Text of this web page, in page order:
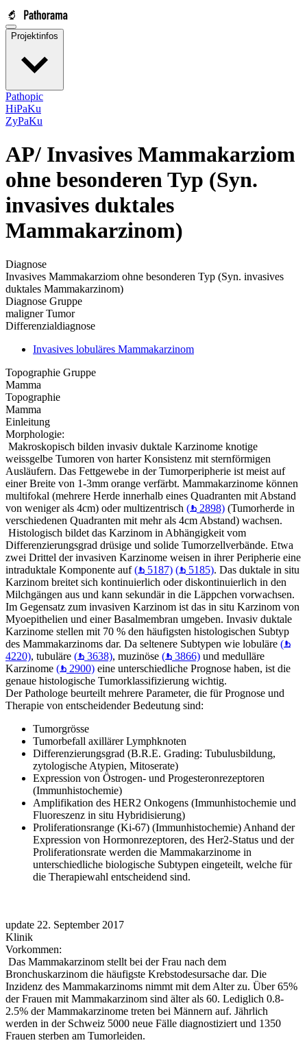
Projektinfos
Pathopic
HiPaKu
ZyPaKu
AP/ Invasives Mammakarziom
ohne besonderen Typ (Syn.
invasives duktales
Mammakarzinom)
Diagnose
Invasives Mammakarziom ohne besonderen Typ (Syn. invasives
duktales Mammakarzinom)
Diagnose Gruppe
maligner Tumor
Differenzialdiagnose
Invasives lobuläres Mammakarzinom
Topographie Gruppe
Mamma
Topographie
Mamma
Einleitung
Morphologie:
Makroskopisch bilden invasiv duktale Karzinome knotige
weissgelbe Tumoren von harter Konsistenz mit sternförmigen
Ausläufern. Das Fettgewebe in der Tumorperipherie ist meist auf
einer Breite von 1-3mm orange verfärbt. Mammakarzinome können
multifokal (mehrere Herde innerhalb eines Quadranten mit Abstand
von weniger als 4cm) oder multizentrisch ( 2898) (Tumorherde in
verschiedenen Quadranten mit mehr als 4cm Abstand) wachsen.
Histologisch bildet das Karzinom in Abhängigkeit vom
Differenzierungsgrad drüsige und solide Tumorzellverbände. Etwa
zwei Drittel der invasiven Karzinome weisen in ihrer Peripherie eine
intraduktale Komponente auf( 5187) ( 5185). Das duktale in situ
Karzinom breitet sich kontinuierlich oder diskontinuierlich in den
Milchgängen aus und kann sekundär in die Läppchen vorwachsen.
Im Gegensatz zum invasiven Karzinom ist das in situ Karzinom von
Myoepithelien und einer Basalmembran umgeben. Invasiv duktale
Karzinome stellen mit 70 % den häufigsten histologischen Subtyp
des Mammakarzinoms dar. Da seltenere Subtypen wie lobuläre (
4220), tubuläre ( 3638), muzinöse ( 3866) und medulläre
Karzinome ( 2900) eine unterschiedliche Prognose haben, ist die
genaue histologische Tumorklassifizierung wichtig.
Der Pathologe beurteilt mehrere Parameter, die für Prognose und
Therapie von entscheidender Bedeutung sind:
Tumorgrösse
Tumorbefall axillärer Lymphknoten
Differenzierungsgrad (B.R.E. Grading: Tubulusbildung,
zytologische Atypien, Mitoserate)
Expression von Östrogen- und Progesteronrezeptoren
(Immunhistochemie)
Amplifikation des HER2 Onkogens (Immunhistochemie und
Fluoreszenz in situ Hybridisierung)
Proliferationsrange (Ki-67) (Immunhistochemie) Anhand der
Expression von Hormonrezeptoren, des Her2-Status und der
Proliferationsrate werden die Mammakarzinome in
unterschiedliche biologische Subtypen eingeteilt, welche für
die Therapiewahl entscheidend sind.
update 22. September 2017
Klinik
Vorkommen:
Das Mammakarzinom stellt bei der Frau nach dem
Bronchuskarzinom die häufigste Krebstodesursache dar. Die
Inzidenz des Mammakarzinoms nimmt mit dem Alter zu. Über 65%
der Frauen mit Mammakarzinom sind älter als 60. Lediglich 0.8-
2.5% der Mammakarzinome treten bei Männern auf. Jährlich
werden in der Schweiz 5000 neue Fälle diagnostiziert und 1350
Frauen sterben am Tumorleiden.